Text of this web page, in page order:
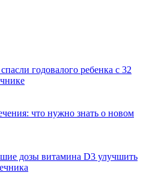
годовалого ребенка с 32
что нужно знать о новом
дозы витамина D3 улучшить